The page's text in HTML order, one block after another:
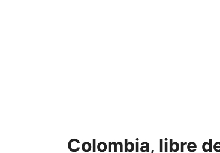
Colombia, libre